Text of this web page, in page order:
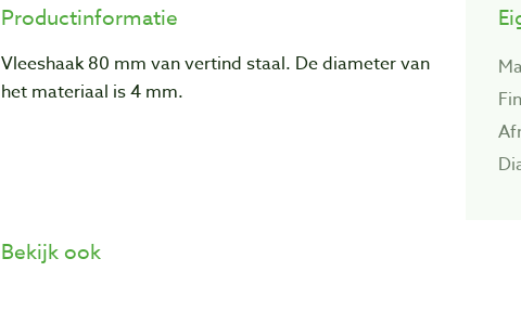
Productinformatie
Vleeshaak 80 mm van vertind staal. De diameter van
het materiaal is 4 mm.
Bekijk ook